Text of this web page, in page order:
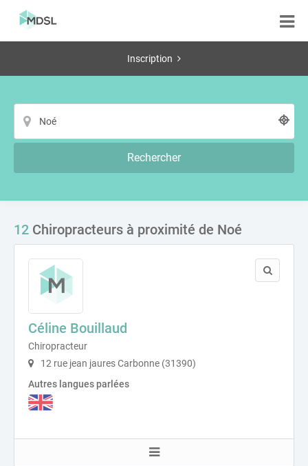
Inscription
Rechercher
12 Chiropracteurs à proximité de Noé
Céline Bouillaud
Chiropracteur
12 rue jean jaures Carbonne (31390)
Autres langues parlées